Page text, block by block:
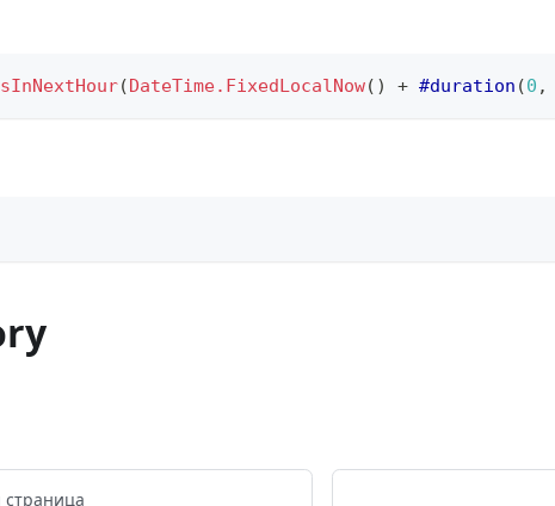
( DateTime.FixedLocalNow( ) + #duration (0 ,